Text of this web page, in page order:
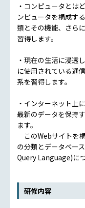
・コンピュータとは
ンピュータを構成す
類とその機能、さら
習得します。
・現在の生活に浸透
に使用されている通
系を習得します。
・インターネット上
最新のデータを保持
ます。
このWebサイトを
の分類とデータベー
Query Language)に
研修内容